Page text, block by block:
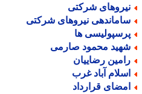
شرکتی
نیروهای شرکتی
ها
محمود صارمی
رضاییان
آباد غرب
قرارداد